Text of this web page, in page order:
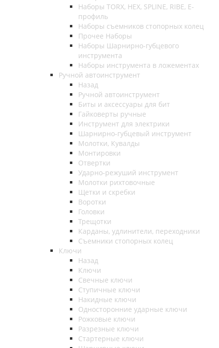
Наборы TORX, HEX, SPLINE, RIBE, E-
профиль
Наборы съемников стопорных колец
Прочее Наборы
Наборы Шарнирно-губцевого
инструмента
Наборы инструмента в ложементах
Ручной автоинструмент
Назад
Ручной автоинструмент
Биты и аксессуары для бит
Гайковерты ручные
Инструмент для электрики
Шарнирно-губцевый инструмент
Молотки, Кувалды
Монтировки
Отвертки
Ударно-режуший инструмент
Молотки рихтовочные
Щетки и скребки
Воротки
Головки
Трещотки
Карданы, удлинители, переходники
Съемники стопорных колец
Ключи
Назад
Ключи
Свечные ключи
Ступичные ключи
Накидные ключи
Односторонние ударные ключи
Рожковые ключи
Разрезные ключи
Стартерные ключи